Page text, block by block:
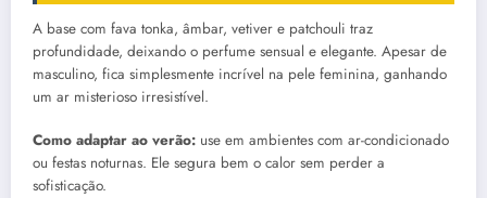
A base com fava tonka, âmbar, vetiver e patchouli traz
profundidade, deixando o perfume sensual e elegante. Apesar de
masculino, fica simplesmente incrível na pele feminina, ganhando
um ar misterioso irresistível.
Como adaptar ao verão: use em ambientes com ar-condicionado
ou festas noturnas. Ele segura bem o calor sem perder a
sofisticação.